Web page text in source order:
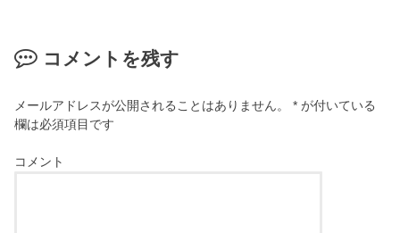
コメントを残す
メールアドレスが公開されることはありません。 * が付いている
欄は必須項目です
コメント